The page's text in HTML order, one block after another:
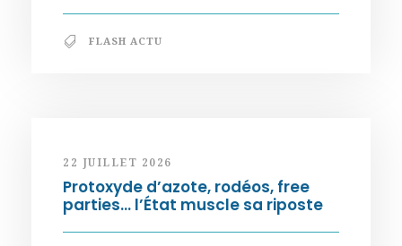
FLASH ACTU
22 JUILLET 2026
Protoxyde d’azote, rodéos, free
parties… l’État muscle sa riposte